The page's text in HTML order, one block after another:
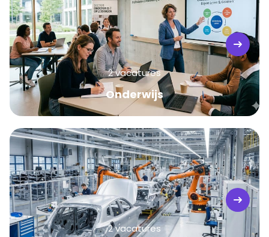
2 vacatures
Onderwijs
2 vacatures